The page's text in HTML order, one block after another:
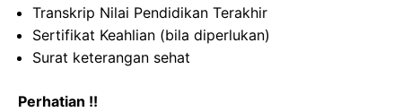
Transkrip Nilai Pendidikan Terakhir
Sertifikat Keahlian (bila diperlukan)
Surat keterangan sehat
Perhatian !!